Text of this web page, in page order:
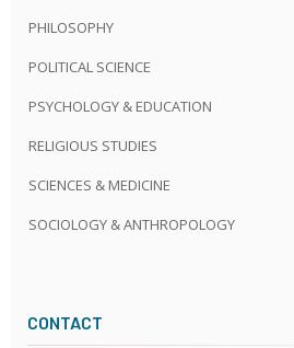
PHILOSOPHY
POLITICAL SCIENCE
PSYCHOLOGY & EDUCATION
RELIGIOUS STUDIES
SCIENCES & MEDICINE
SOCIOLOGY & ANTHROPOLOGY
CONTACT